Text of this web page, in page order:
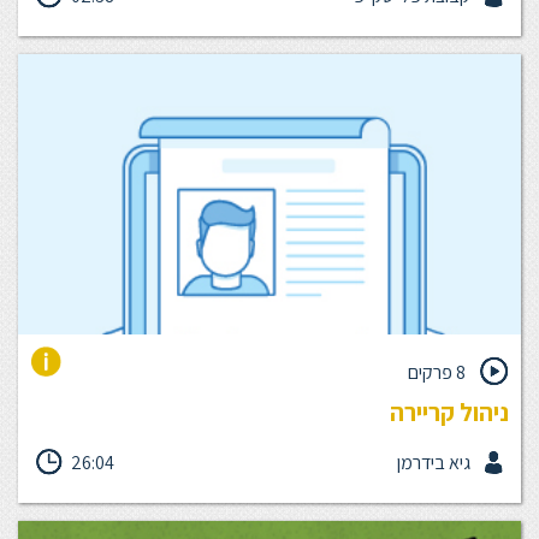
שלהם אחראי.ת לכך. קיימת רק בעיה אחת: עבור רוב העובדים, ניהול
ששם דגש על אימון הוא תופעה נדירה. אז הנה חמישה טיפים שיעזרו
לך להתחיל לאמן תוך כדי עבודה.
8 פרקים
ניהול קריירה
ביחידה זו נבין איך ניתן לנהל את הקריירה של העובד, באמצעות שיפור
מידת המחוייבות, האקלים הצוותי, השייכות, ההתלהבות והביצועים - על
ידי individual development plan, ובקיצור - IDP.
26:04 גיא בידרמן